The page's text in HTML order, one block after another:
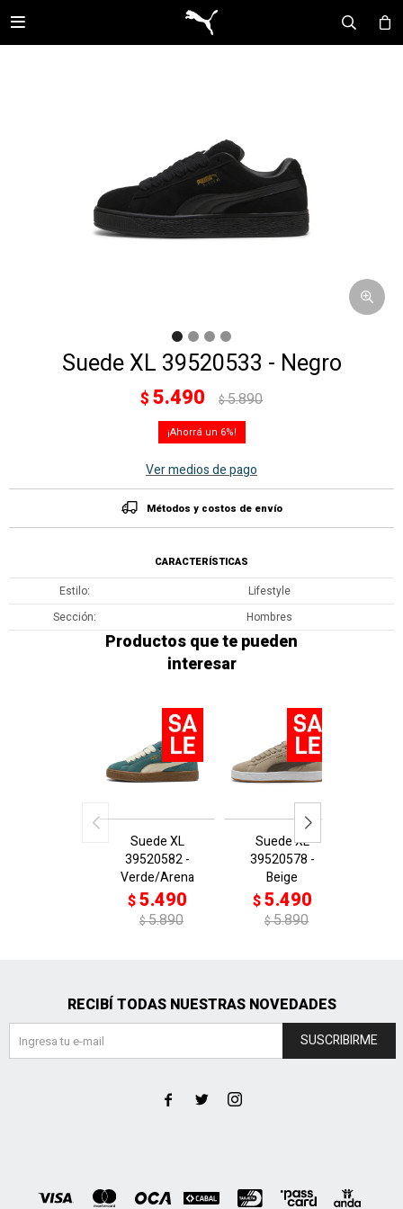

Suede XL 39520533 - Negro
$ 5.490 $5.890
6
Ver medios de pago
Métodos y costos de envío
CARACTERÍSTICAS
Estilo
Lifestyle
Sección
Hombres
Productos que te pueden
interesar
Suede XL
39520582 -
Verde/Arena
$5.490
$5.890
Suede XL
39520578 -
Beige
$5.490
$5.890
RECIBÍ TODAS NUESTRAS NOVEDADES
SUSCRIBIRME
  